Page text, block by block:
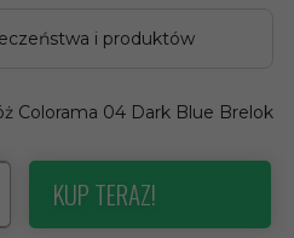
i produktów
Colorama 04 Dark Blue Brelok
KUP TERAZ!